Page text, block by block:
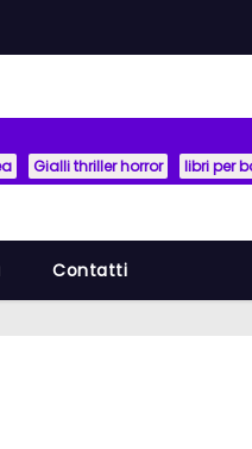
Gialli thriller horror libri per
Contatti